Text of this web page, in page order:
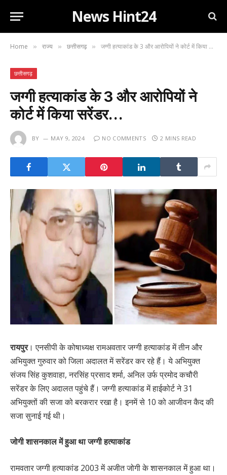
News Hint24
Home » राज्य » छत्तीसगढ़ » जग्गी हत्याकांड के 3 और आरोपियों ने कोर्ट में किया सरेंडर…
छत्तीसगढ़
जग्गी हत्याकांड के 3 और आरोपियों ने
कोर्ट में किया सरेंडर…
BY MAY 9, 2024 NO COMMENTS 2 MINS READ
रायपुर। एनसीपी के कोषाध्यक्ष रामअवतार जग्गी हत्याकांड में तीन और
अभियुक्त गुरुवार को जिला अदालत में सरेंडर कर रहे हैं। ये अभियुक्त
संजय सिंह कुशवाहा, नरसिंह प्रसाद शर्मा, अनिल उर्फ प्रमोद कचौरी
सरेंडर के लिए अदालत पहुंचे हैं। जग्गी हत्याकांड में हाईकोर्ट ने 31
अभियुक्तों की सजा को बरकरार रखा है। इनमें से 10 को आजीवन कैद की
सजा सुनाई गई थी।
जोगी शासनकाल में हुआ था जग्गी हत्याकांड
रामवतार जग्गी हत्याकांड 2003 में अजीत जोगी के शासनकाल में हुआ था।